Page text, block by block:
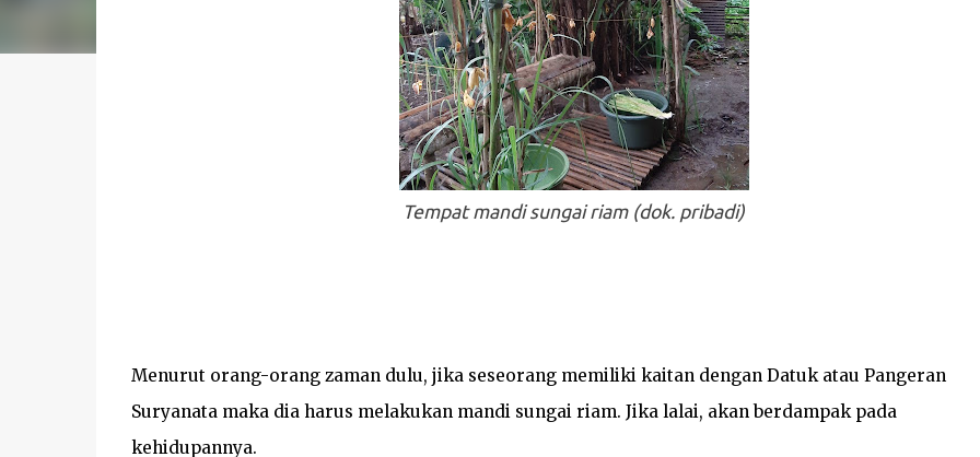
Tempat mandi sungai riam (dok. pribadi)
Menurut orang-orang zaman dulu, jika seseorang memiliki kaitan dengan Datuk atau Pangeran
Suryanata maka dia harus melakukan mandi sungai riam. Jika lalai, akan berdampak pada
kehidupannya.